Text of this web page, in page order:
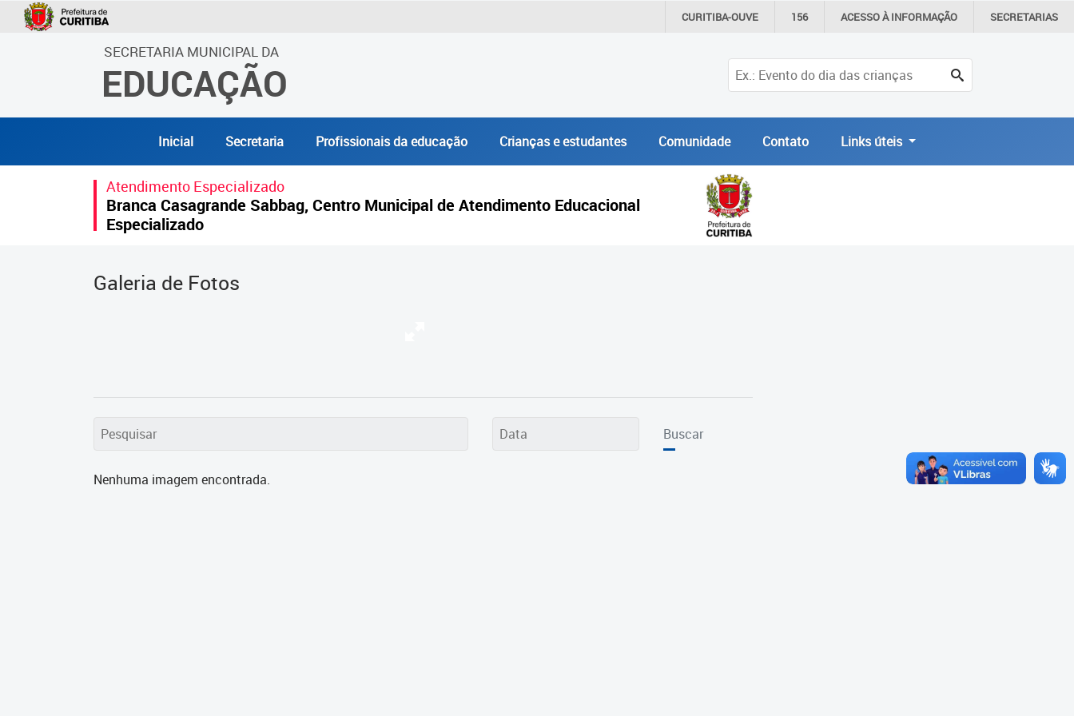
CURITIBA-OUVE 156 ACESSO ÀINFORMAÇÃO SECRETARIAS
SECRETARIA MUNICIPAL DA
EDUCAÇÃO
Inicial Secretaria Profissionais da educação Crianças e estudantes Comunidade Contato Links úteis
Atendimento Especializado
Branca Casagrande Sabbag, Centro Municipal de Atendimento Educacional
Especializado
Galeria de Fotos
Buscar
Nenhuma imagem encontrada.